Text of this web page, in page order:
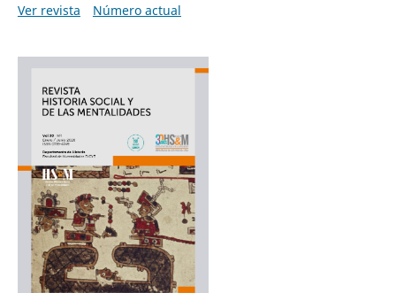
Ver revista
Número actual